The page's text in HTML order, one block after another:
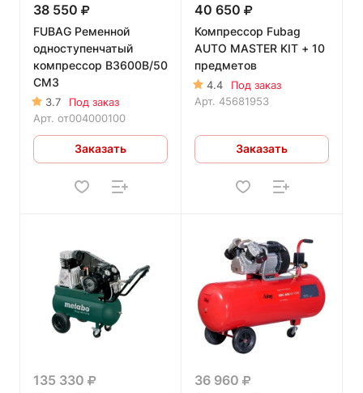
38 550
FUBAG Ременной
одноступенчатый
компрессор B3600B/50
CM3
3.7
Под заказ
Арт. от004000100
Заказать
40 650
Компрессор Fubag
AUTO MASTER KIT + 10
предметов
4.4
Под заказ
Арт. 45681953
Заказать
135 330 36 960